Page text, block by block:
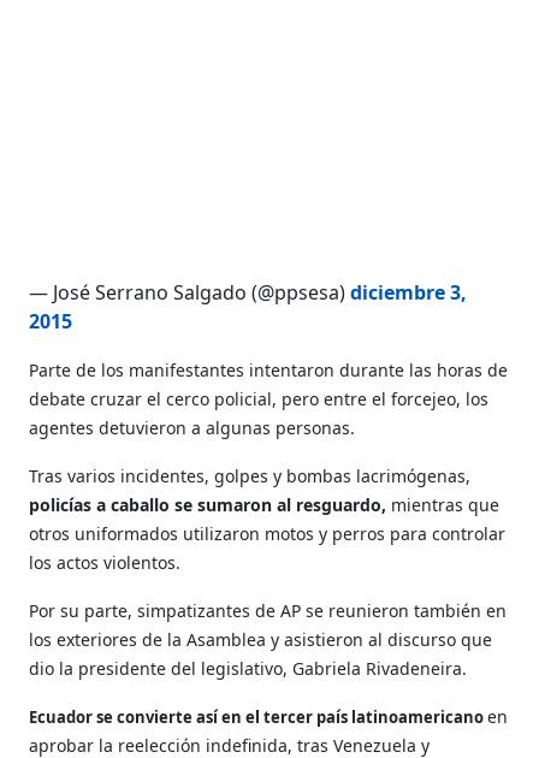
— José Serrano Salgado (@ppsesa)diciembre 3,
2015
Parte de los manifestantes intentaron durante las horas de
debate cruzar el cerco policial, pero entre el forcejeo, los
agentes detuvieron a algunas personas.
Tras varios incidentes, golpes y bombas lacrimógenas,
policías a caballo se sumaron al resguardo, mientras que
otros uniformados utilizaron motos y perros para controlar
los actos violentos.
Por su parte, simpatizantes de AP se reunieron también en
los exteriores de la Asamblea y asistieron al discurso que
dio la presidente del legislativo, Gabriela Rivadeneira.
Ecuador se convierte así en el tercer país latinoamericanoen
aprobar la reelección indefinida, tras Venezuela y